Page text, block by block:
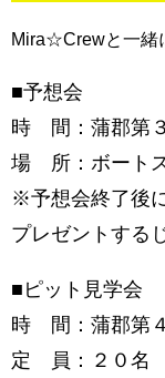
Mira☆Crewと一緒
■予想会
時 間：蒲郡第
場 所：ボート
※予想会終了後
プレゼントする
■ピット見学会
時 間：蒲郡第
定 員：２０名